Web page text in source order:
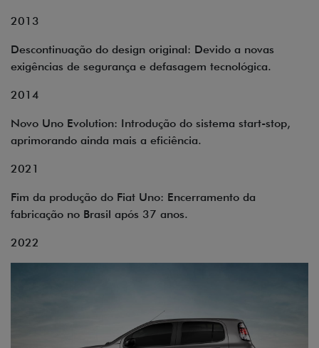
2013
Descontinuação do design original: Devido a novas
exigências de segurança e defasagem tecnológica.
2014
Novo Uno Evolution: Introdução do sistema start-stop,
aprimorando ainda mais a eficiência.
2021
Fim da produção do Fiat Uno: Encerramento da
fabricação no Brasil após 37 anos.
2022